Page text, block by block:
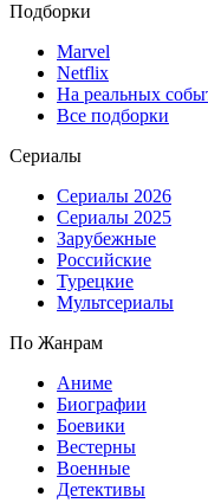
Подборки
Marvel
Netflix
На реальных
Все подборки
Сериалы
Сериалы 2026
Сериалы 2025
Зарубежные
Российские
Турецкие
Мультсериалы
По Жанрам
Аниме
Биографии
Боевики
Вестерны
Военные
Детективы